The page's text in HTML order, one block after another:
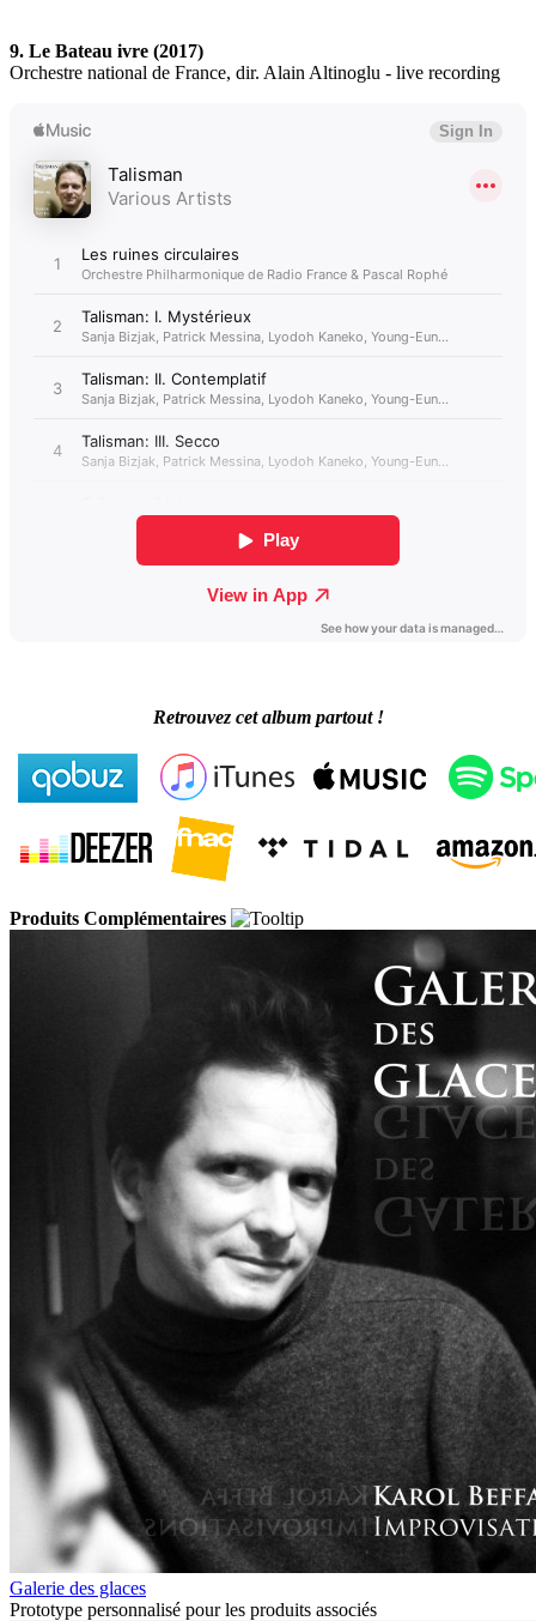
9. Le Bateau ivre (2017)
Orchestre national de France, dir. Alain Altinoglu - live recording
Retrouvez cet album partout !
Produits Complémentaires
Galerie des glaces
Prototype personnalisé pour les produits associés